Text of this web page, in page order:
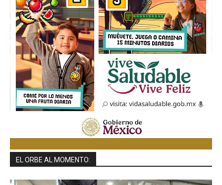
EL ORBE AL MOMENTO: